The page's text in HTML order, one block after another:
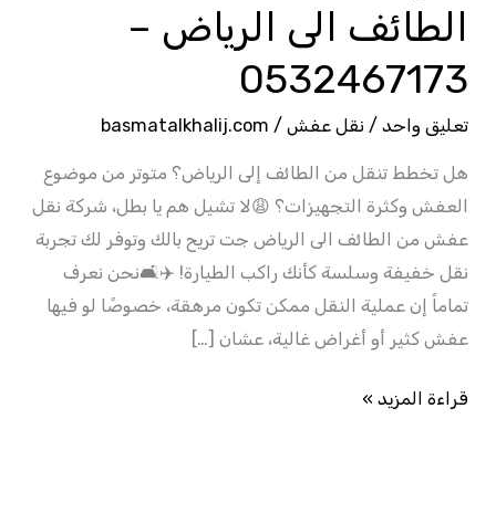
الطائف الى الرياض –
0532467173
تعليق واحد / نقل عفش /
basmatalkhalij.com
هل تخطط تنقل من الطائف إلى الرياض؟ متوتر من موضوع
العفش وكثرة التجهيزات؟ 😩لا تشيل هم يا بطل، شركة نقل
عفش من الطائف الى الرياض جت تريح بالك وتوفر لك تجربة
نقل خفيفة وسلسة كأنك راكب الطيارة! ✈️🛋️نحن نعرف
تماماً إن عملية النقل ممكن تكون مرهقة، خصوصًا لو فيها
عفش كثير أو أغراض غالية، عشان […]
قراءة المزيد »